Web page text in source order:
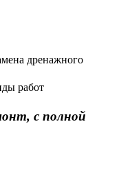
дренажного
работ
с полной